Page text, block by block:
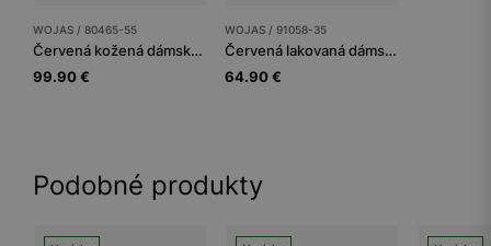
WOJAS / 80465-55
Červená kožená dámska listová kabelka
99.90 €
WOJAS / 91058-35
Červená lakovaná dámska peňaženka so zaujímavým razením
64.90 €
Podobné produkty